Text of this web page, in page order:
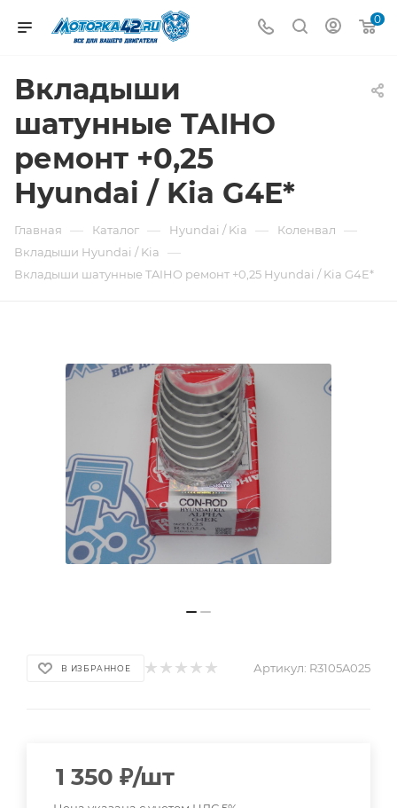
0
Вкладыши
шатунные TAIHO
ремонт +0,25
Hyundai / Kia G4E*
Главная — Каталог — Hyundai / Kia — Коленвал —
Вкладыши Hyundai / Kia —
Вкладыши шатунные TAIHO ремонт +0,25 Hyundai / Kia G4E*
В ИЗБРАННОЕ Артикул: R3105A025
1 350 ₽/шт